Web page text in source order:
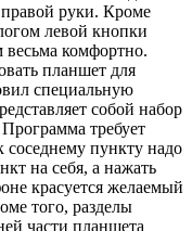
руки. Кроме
левой кнопки
весьма комфортно.
планшет для
специальную
собой набор
требует
соседнему пункту надо
на себя, а нажать
красуется желаемый
того, разделы
части планшета